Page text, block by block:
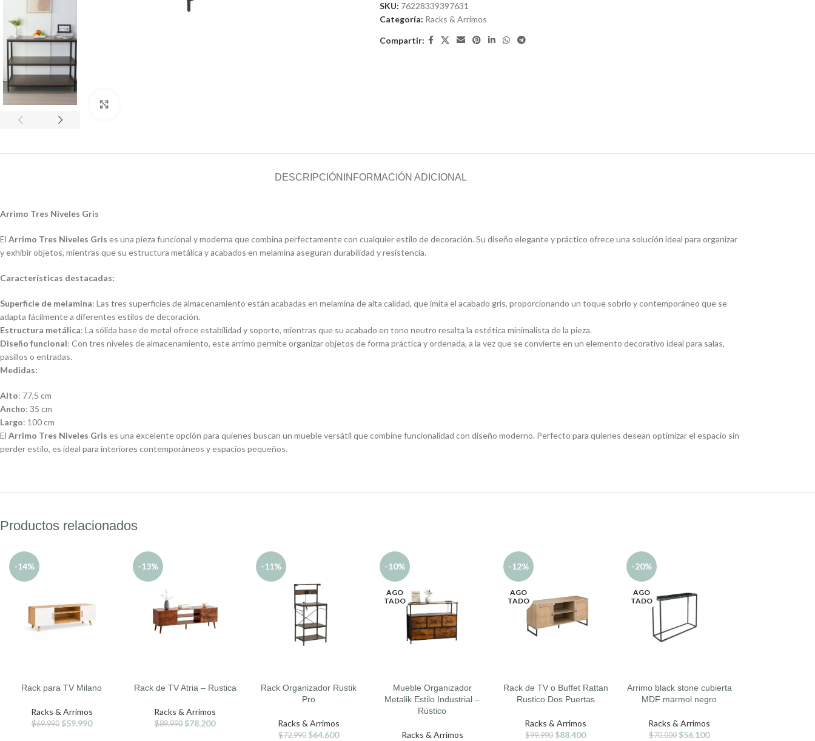
SKU: 76228339397631
Categoría: Racks & Arrimos
Compartir:
DESCRIPCIÓN INFORMACIÓN ADICIONAL
Arrimo Tres Niveles Gris
El Arrimo Tres Niveles Gris es una pieza funcional y moderna que combina perfectamente con cualquier estilo de decoración. Su diseño elegante y práctico ofrece una solución ideal para organizar
y exhibir objetos, mientras que su estructura metálica y acabados en melamina aseguran durabilidad y resistencia.
Características destacadas:
Superficie de melamina: Las tres superficies de almacenamiento están acabadas en melamina de alta calidad, que imita el acabado gris, proporcionando un toque sobrio y contemporáneo que se
adapta fácilmente a diferentes estilos de decoración.
Estructura metálica: La sólida base de metal ofrece estabilidad y soporte, mientras que su acabado en tono neutro resalta la estética minimalista de la pieza.
Diseño funcional: Con tres niveles de almacenamiento, este arrimo permite organizar objetos de forma práctica y ordenada, a la vez que se convierte en un elemento decorativo ideal para salas,
pasillos o entradas.
Medidas:
Alto: 77,5 cm
Ancho: 35 cm
Largo: 100 cm
El Arrimo Tres Niveles Gris es una excelente opción para quienes buscan un mueble versátil que combine funcionalidad con diseño moderno. Perfecto para quienes desean optimizar el espacio sin
perder estilo, es ideal para interiores contemporáneos y espacios pequeños.
Productos relacionados
-14%
AÑADIR AL CARRITO
Rack para TV Milano
Racks & Arrimos
$69.990 $59.990
-13%
AÑADIR AL CARRITO
Rack de TV Atria – Rustica
Racks & Arrimos
$89.990 $78.200
-11%
AÑADIR AL CARRITO
Rack Organizador Rustik
Pro
Racks & Arrimos
$72.990 $64.600
-10%
AGO
TADO
LEER MÁS
Mueble Organizador
Metalik Estilo Industrial –
Rústico
Racks & Arrimos
-12%
AGO
TADO
LEER MÁS
Rack de TV o Buffet Rattan
Rustico Dos Puertas
Racks & Arrimos
$99.990 $88.400
-20%
AGO
TADO
LEER MÁS
Arrimo black stone cubierta
MDF marmol negro
Racks & Arrimos
$70.000 $56.100